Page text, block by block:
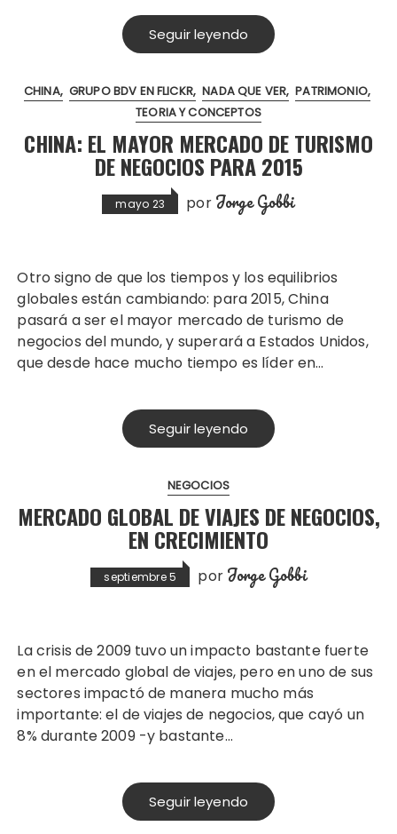
Seguir leyendo
CHINA GRUPO BDV EN FLICKR NADA QUE VER PATRIMONIO
TEORIA Y CONCEPTOS
CHINA: EL MAYOR MERCADO DE TURISMO
DE NEGOCIOS PARA 2015
mayo 23 por Jorge Gobbi
Otro signo de que los tiempos y los equilibrios
globales están cambiando: para 2015, China
pasará a ser el mayor mercado de turismo de
negocios del mundo, y superará a Estados Unidos,
que desde hace mucho tiempo es líder en…
Seguir leyendo
NEGOCIOS
MERCADO GLOBAL DE VIAJES DE NEGOCIOS,
EN CRECIMIENTO
septiembre 5 por Jorge Gobbi
La crisis de 2009 tuvo un impacto bastante fuerte
en el mercado global de viajes, pero en uno de sus
sectores impactó de manera mucho más
importante: el de viajes de negocios, que cayó un
8% durante 2009 -y bastante…
Seguir leyendo